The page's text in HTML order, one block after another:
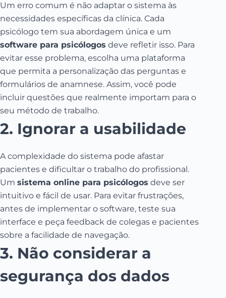
Um erro comum é não adaptar o sistema às
necessidades específicas da clínica. Cada
psicólogo tem sua abordagem única e um
software para psicólogos deve refletir isso. Para
evitar esse problema, escolha uma plataforma
que permita a personalização das perguntas e
formulários de anamnese. Assim, você pode
incluir questões que realmente importam para o
seu método de trabalho.
2. Ignorar a usabilidade
A complexidade do sistema pode afastar
pacientes e dificultar o trabalho do profissional.
Um sistema online para psicólogos deve ser
intuitivo e fácil de usar. Para evitar frustrações,
antes de implementar o software, teste sua
interface e peça feedback de colegas e pacientes
sobre a facilidade de navegação.
3. Não considerar a
segurança dos dados